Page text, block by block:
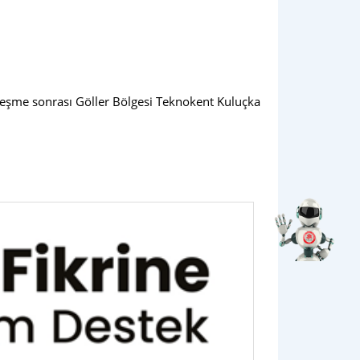
sonrası Göller Bölgesi Teknokent Kuluçka